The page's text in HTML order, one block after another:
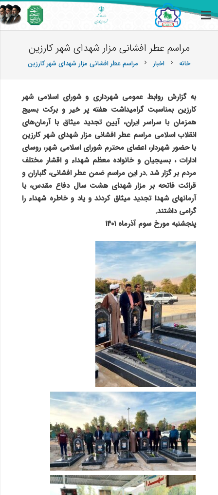
مراسم عطر افشانی مزار شهدای شهر کارزین
خانه chevron_right اخبار chevron_right مراسم عطر افشانی مزار شهدای شهر کارزین
به گزارش روابط عمومی شهرداری و شورای اسلامی شهر
کارزین بمناسبت گرامیداشت هفته پر خیر و برکت بسیج
همزمان با سراسر ایران، آیین تجدید میثاق با آرمان‌های
انقلاب اسلامی مراسم عطر افشانی مزار شهدای شهر کارزین
با حضور شهردار، اعضای محترم شورای اسلامی شهر، روسای
ادارات ، بسیجیان و خانواده معظم شهداء و اقشار مختلف
مردم بر گزار شد .در این مراسم ضمن عطر افشانی، گلباران و
قرائت فاتحه بر مزار شهدای هشت سال دفاع مقدس، با
آرمانهای شهدا تجدید میثاق کردند و یاد و خاطره شهداء را
گرامی ‌داشتند.
پنجشنبه مورخ سوم آذرماه ۱۴۰۱